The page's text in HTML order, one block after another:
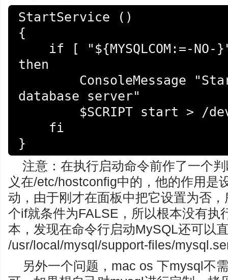
StartService ()
{
then
database server"
}
注意：在执行启动命令前作了一个
义在/etc/hostconfig中的，他的作用是
动，由于刚才在面板中把它设置为否
个if就条件为FALSE，所以根本没有执
本，发现在命令行启动MySQL还可以
/usr/local/mysql/support-files/
另外一个问题，mac os 下mysql不